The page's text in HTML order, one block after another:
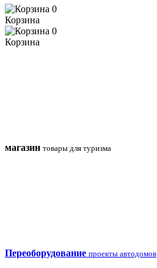
0
Корзина
0
Корзина
магазин товары для туризма
Переоборудование проекты автодомов